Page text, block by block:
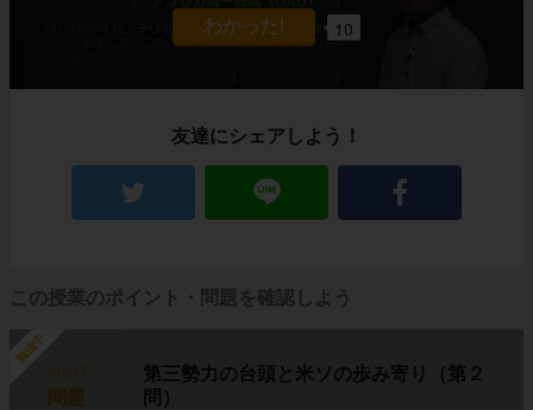
10
友達にシェアしよう！
この授業のポイント・問題を確認しよう
勉強中
問題
第三勢力の台頭と米ソの歩み寄り（第２
問）